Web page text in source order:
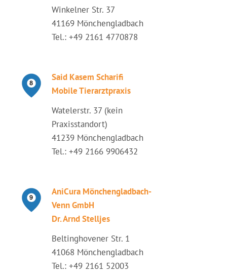
Winkelner Str. 37
41169 Mönchengladbach
Tel.: +49 2161 4770878
Said Kasem Scharifi
Mobile Tierarztpraxis
Watelerstr. 37 (kein
Praxisstandort)
41239 Mönchengladbach
Tel.: +49 2166 9906432
AniCura Mönchengladbach-
Venn GmbH
Dr. Arnd Stelljes
Beltinghovener Str. 1
41068 Mönchengladbach
Tel.: +49 2161 52003